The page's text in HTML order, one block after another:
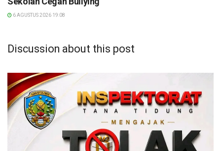
6 AGUSTUS 2026 19:08
Discussion about this post